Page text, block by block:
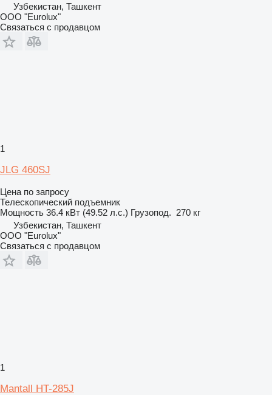
Узбекистан, Ташкент
ООО "Eurolux"
Связаться с продавцом
1
JLG 460SJ
Цена по запросу
Телескопический подъемник
Мощность 36.4 кВт (49.52 л.с.) Грузопод. 270 кг
Узбекистан, Ташкент
ООО "Eurolux"
Связаться с продавцом
1
Mantall HT-285J